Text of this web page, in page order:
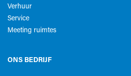
Verhuur
Service
Meeting ruimtes
ONS BEDRIJF